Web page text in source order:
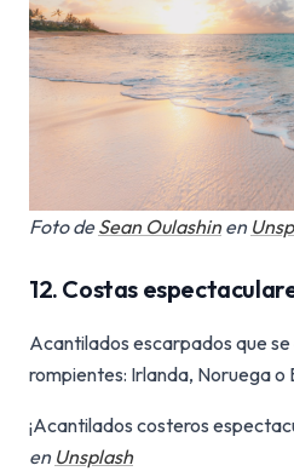
Foto deSean Oulashinen
12. Costas
Acantilados escarpados que
rompientes: Irlanda, Noruega o
¡Acantilados costeros
en Unsplash